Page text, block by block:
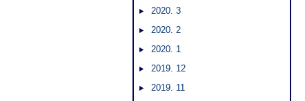
2020. 3
2020. 2
2020. 1
2019. 12
2019. 11